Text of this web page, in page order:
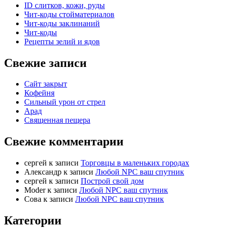
ID слитков, кожи, руды
Чит-коды стойматериалов
Чит-коды заклинаний
Чит-коды
Рецепты зелий и ядов
Свежие записи
Сайт закрыт
Кофейня
Cильный урон от стрел
Арад
Священная пещера
Свежие комментарии
cергей к записи Торговцы в маленьких городах
Александр к записи Любой NPC ваш спутник
cергей к записи Построй свой дом
Moderк записи Любой NPC ваш спутник
Сова к записи Любой NPC ваш спутник
Категории